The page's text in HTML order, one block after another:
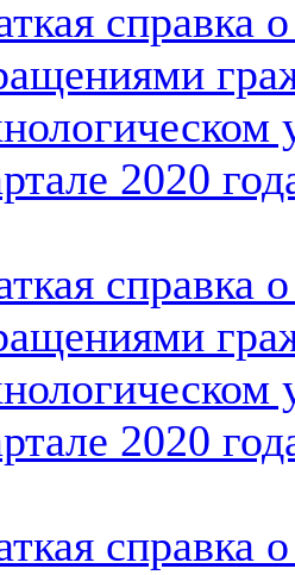
справка
2020
справка
2020
справка